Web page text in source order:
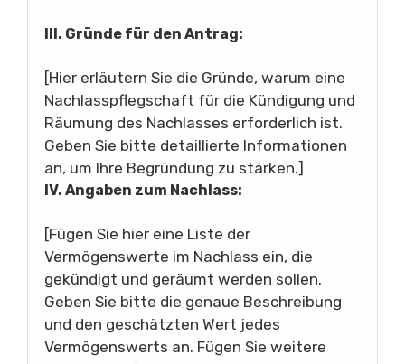
III. Gründe für den Antrag:
[Hier erläutern Sie die Gründe, warum eine
Nachlasspflegschaft für die Kündigung und
Räumung des Nachlasses erforderlich ist.
Geben Sie bitte detaillierte Informationen
an, um Ihre Begründung zu stärken.]
IV. Angaben zum Nachlass:
[Fügen Sie hier eine Liste der
Vermögenswerte im Nachlass ein, die
gekündigt und geräumt werden sollen.
Geben Sie bitte die genaue Beschreibung
und den geschätzten Wert jedes
Vermögenswerts an. Fügen Sie weitere